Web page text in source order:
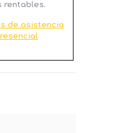
rentables.
de asistencia